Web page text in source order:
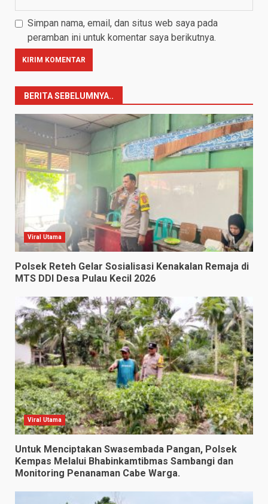
Simpan nama, email, dan situs web saya pada
peramban ini untuk komentar saya berikutnya.
BERITA SEBELUMNYA..
Viral Utama
Polsek Reteh Gelar Sosialisasi Kenakalan Remaja di
MTS DDI Desa Pulau Kecil 2026
Viral Utama
Untuk Menciptakan Swasembada Pangan, Polsek
Kempas Melalui Bhabinkamtibmas Sambangi dan
Monitoring Penanaman Cabe Warga.